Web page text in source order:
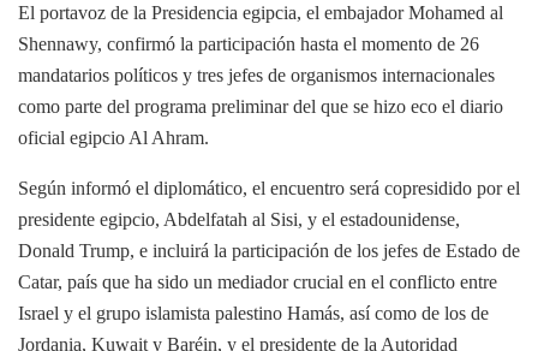
El portavoz de la Presidencia egipcia, el embajador Mohamed al
Shennawy, confirmó la participación hasta el momento de 26
mandatarios políticos y tres jefes de organismos internacionales
como parte del programa preliminar del que se hizo eco el diario
oficial egipcio Al Ahram.
Según informó el diplomático, el encuentro será copresidido por el
presidente egipcio, Abdelfatah al Sisi, y el estadounidense,
Donald Trump, e incluirá la participación de los jefes de Estado de
Catar, país que ha sido un mediador crucial en el conflicto entre
Israel y el grupo islamista palestino Hamás, así como de los de
Jordania, Kuwait y Baréin, y el presidente de la Autoridad